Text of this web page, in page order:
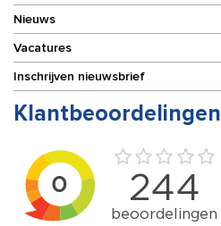
Nieuws
Vacatures
Inschrijven nieuwsbrief
Klantbeoordelingen